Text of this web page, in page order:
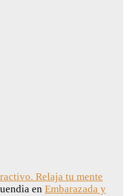
Relaja tu mente
en Embarazada y